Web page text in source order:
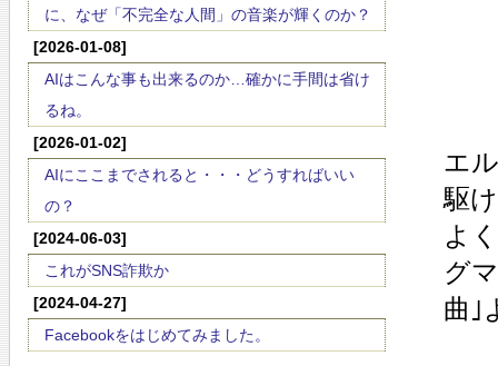
に、なぜ「不完全な人間」の音楽が輝くのか？
[2026-01-08]
AIはこんな事も出来るのか…確かに手間は省け
るね。
[2026-01-02]
AIにここまでされると・・・どうすればいい
の？
[2024-06-03]
これがSNS詐欺か
[2024-04-27]
Facebookをはじめてみました。
エ
駆
よ
グ
曲｣